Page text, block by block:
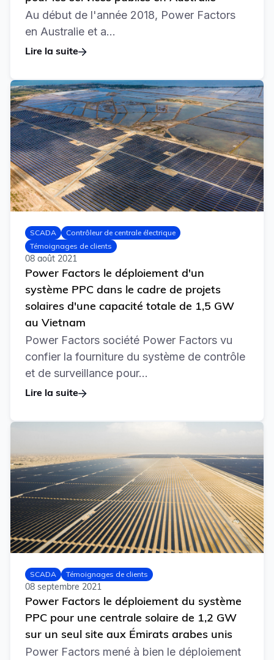
Au début de l'année 2018, Power Factors
en Australie et a...
Lire la suite
SCADA
Contrôleur de centrale électrique
Témoignages de clients
08 août 2021
Power Factors le déploiement d'un
système PPC dans le cadre de projets
solaires d'une capacité totale de 1,5 GW
au Vietnam
Power Factors société Power Factors vu
confier la fourniture du système de contrôle
et de surveillance pour...
Lire la suite
SCADA
Témoignages de clients
08 septembre 2021
Power Factors le déploiement du système
PPC pour une centrale solaire de 1,2 GW
sur un seul site aux Émirats arabes unis
Power Factors mené à bien le déploiement